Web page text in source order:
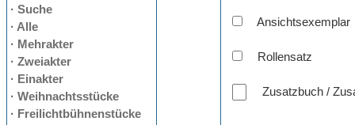
· Suche
· Alle
· Mehrakter
· Zweiakter
· Einakter
· Weihnachtsstücke
· Freilichtbühnenstücke
Ansichtsexemplar
Rollensatz
Zusatzbuch /